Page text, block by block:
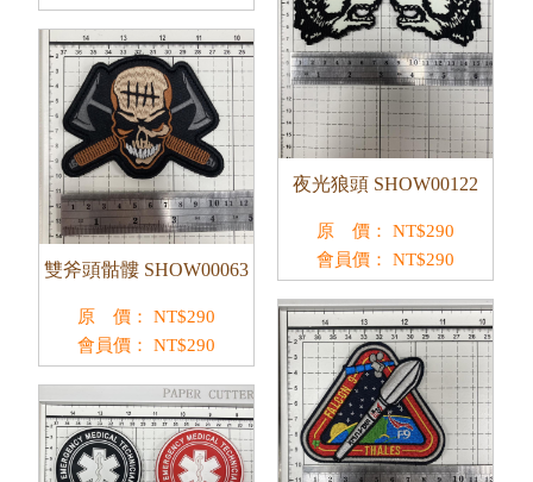
夜光狼頭 SHOW00122
原 價： NT$290
會員價：
NT$290
雙斧頭骷髏 SHOW00063
原 價： NT$290
會員價：
NT$290